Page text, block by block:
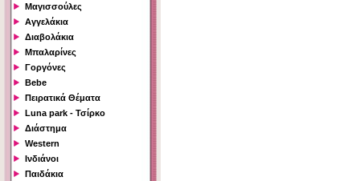
Μαγισσούλες
Αγγελάκια
Διαβολάκια
Μπαλαρίνες
Γοργόνες
Bebe
Πειρατικά Θέματα
Luna park - Τσίρκο
Διάστημα
Western
Ινδιάνοι
Παιδάκια